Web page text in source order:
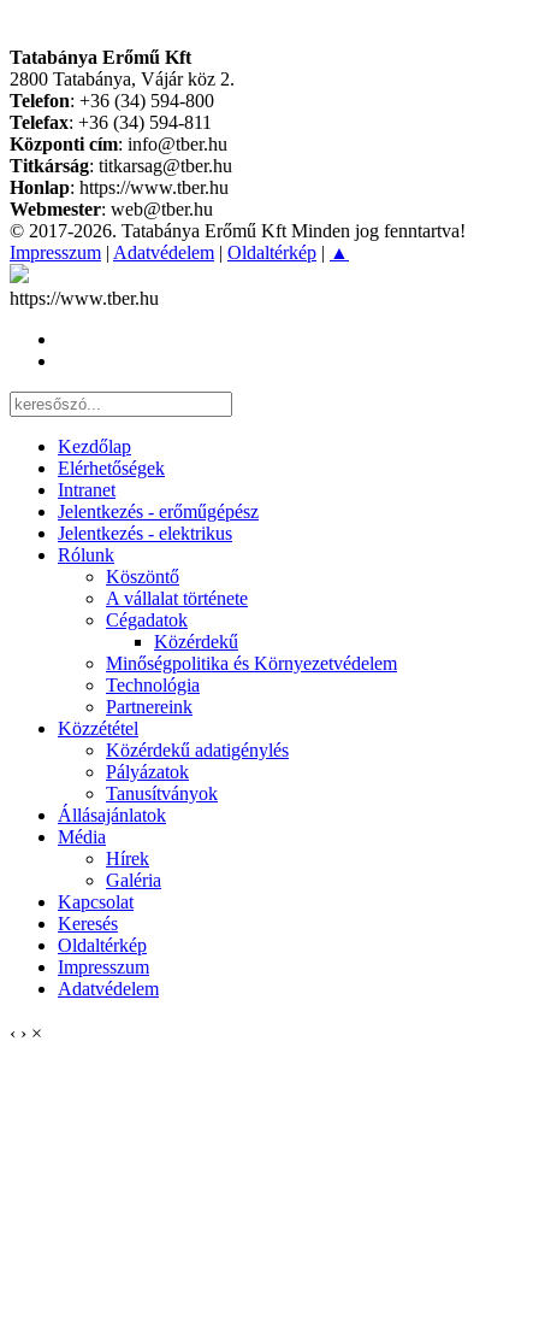
Tatabánya Erőmű Kft
2800 Tatabánya, Vájár köz 2.
Telefon: +36 (34) 594-800
Telefax: +36 (34) 594-811
Központi cím: info@tber.hu
Titkárság: titkarsag@tber.hu
Honlap: https://www.tber.hu
Webmester: web@tber.hu
© 2017-2026. Tatabánya Erőmű Kft Minden jog fenntartva!
Impresszum | Adatvédelem | Oldaltérkép | ▲
https://www.tber.hu
Kezdőlap
Elérhetőségek
Intranet
Jelentkezés - erőműgépész
Jelentkezés - elektrikus
Rólunk
Köszöntő
A vállalat története
Cégadatok
Közérdekű
Minőségpolitika és Környezetvédelem
Technológia
Partnereink
Közzététel
Közérdekű adatigénylés
Pályázatok
Tanusítványok
Állásajánlatok
Média
Hírek
Galéria
Kapcsolat
Keresés
Oldaltérkép
Impresszum
Adatvédelem
‹ › ×